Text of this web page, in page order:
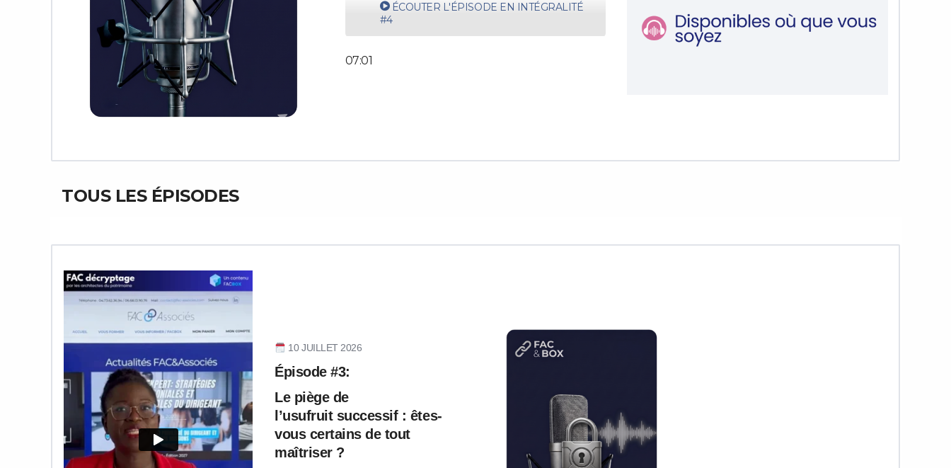
ÉCOUTER L'ÉPISODE EN INTÉGRALITÉ
#4
07:01
TOUS LES ÉPISODES
10 JUILLET 2026
Épisode #3:
Le piège de
l’usufruit successif : êtes-
vous certains de tout
maîtriser ?